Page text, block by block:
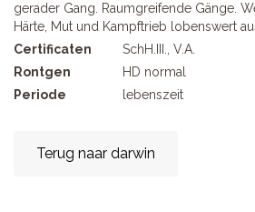
gerader Gang. Raumgreifende Gänge.
Härte, Mut und Kampftrieb lobenswert
Certificaten
SchH.III., V.A.
Rontgen
HD normal
Periode
lebenszeit
Terug naar darwin